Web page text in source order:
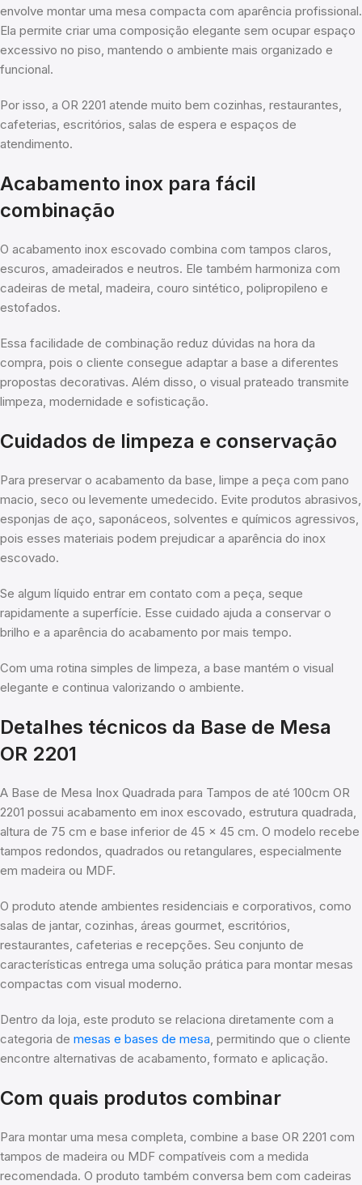
envolve montar uma mesa compacta com aparência profissional.
Ela permite criar uma composição elegante sem ocupar espaço
excessivo no piso, mantendo o ambiente mais organizado e
funcional.
Por isso, a OR 2201 atende muito bem cozinhas, restaurantes,
cafeterias, escritórios, salas de espera e espaços de
atendimento.
Acabamento inox para fácil
combinação
O acabamento inox escovado combina com tampos claros,
escuros, amadeirados e neutros. Ele também harmoniza com
cadeiras de metal, madeira, couro sintético, polipropileno e
estofados.
Essa facilidade de combinação reduz dúvidas na hora da
compra, pois o cliente consegue adaptar a base a diferentes
propostas decorativas. Além disso, o visual prateado transmite
limpeza, modernidade e sofisticação.
Cuidados de limpeza e conservação
Para preservar o acabamento da base, limpe a peça com pano
macio, seco ou levemente umedecido. Evite produtos abrasivos,
esponjas de aço, saponáceos, solventes e químicos agressivos,
pois esses materiais podem prejudicar a aparência do inox
escovado.
Se algum líquido entrar em contato com a peça, seque
rapidamente a superfície. Esse cuidado ajuda a conservar o
brilho e a aparência do acabamento por mais tempo.
Com uma rotina simples de limpeza, a base mantém o visual
elegante e continua valorizando o ambiente.
Detalhes técnicos da Base de Mesa
OR 2201
A Base de Mesa Inox Quadrada para Tampos de até 100cm OR
2201 possui acabamento em inox escovado, estrutura quadrada,
altura de 75 cm e base inferior de 45 x 45 cm. O modelo recebe
tampos redondos, quadrados ou retangulares, especialmente
em madeira ou MDF.
O produto atende ambientes residenciais e corporativos, como
salas de jantar, cozinhas, áreas gourmet, escritórios,
restaurantes, cafeterias e recepções. Seu conjunto de
características entrega uma solução prática para montar mesas
compactas com visual moderno.
Dentro da loja, este produto se relaciona diretamente com a
categoria de mesas e bases de mesa, permitindo que o cliente
encontre alternativas de acabamento, formato e aplicação.
Com quais produtos combinar
Para montar uma mesa completa, combine a base OR 2201 com
tampos de madeira ou MDF compatíveis com a medida
recomendada. O produto também conversa bem com cadeiras